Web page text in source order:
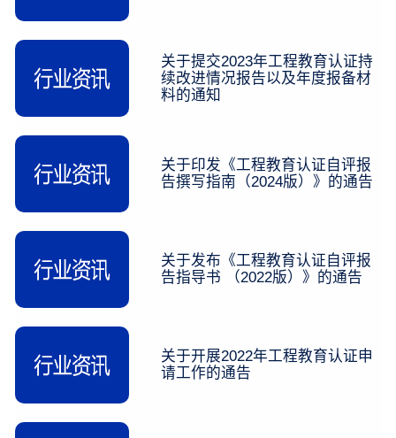
关于提交2023年工程教育认证持
续改进情况报告以及年度报备材
料的通知
关于印发《工程教育认证自评报
告撰写指南（2024版）》的通告
关于发布《工程教育认证自评报
告指导书 （2022版）》的通告
关于开展2022年工程教育认证申
请工作的通告